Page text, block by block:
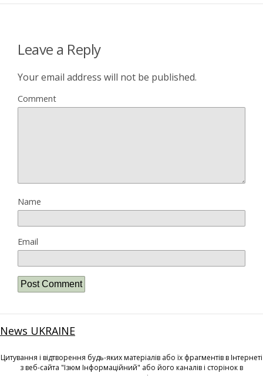
Leave a Reply
Your email address will not be published.
Comment
Name
Email
News UKRAINE
Цитування і відтворення будь-яких матеріалів або їх фрагментів в Інтернеті
з веб-сайта "Ізюм Інформаційний" або його каналів і сторінок в